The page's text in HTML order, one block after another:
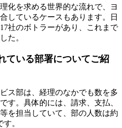
化を求める世界的な流れで、ヨ
しているケースもあります。日
社のボトラーがあり、これまで
た。
ている部署についてご紹
ス部は、経理のなかでも数を多
す。具体的には、請求、支払、
を担当していて、部の人数は約
。